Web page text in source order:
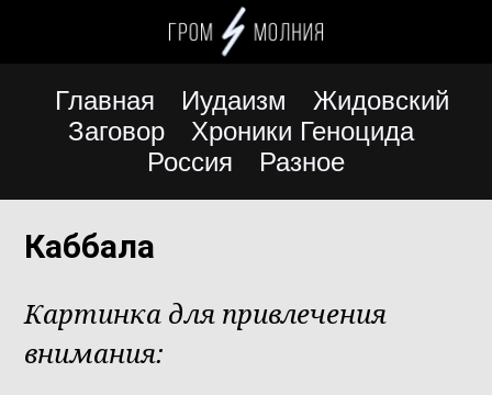
Главная Иудаизм
Жидовский
Заговор
Хроники Геноцида
Россия
Разное
Каббала
Картинка для привлечения
внимания: